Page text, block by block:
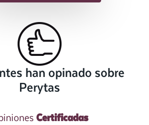
han opinado sobre
Perytas
Certificadas